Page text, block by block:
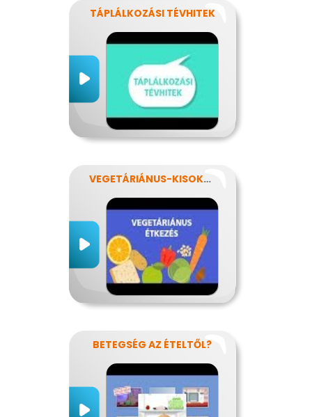
TÁPLÁLKOZÁSI TÉVHITEK
VEGETÁRIÁNUS-KISOKOS
BETEGSÉG AZ ÉTELTŐL?